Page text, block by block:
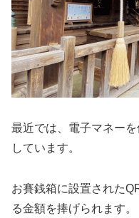
最近では、電子マネー
しています。
お賽銭箱に設置された
る金額を捧げられます。